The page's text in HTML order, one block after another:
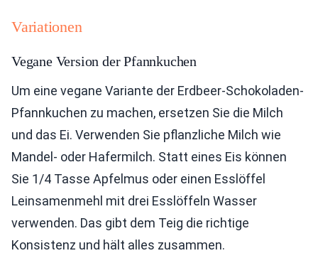
Variationen
Vegane Version der Pfannkuchen
Um eine vegane Variante der Erdbeer-Schokoladen-
Pfannkuchen zu machen, ersetzen Sie die Milch
und das Ei. Verwenden Sie pflanzliche Milch wie
Mandel- oder Hafermilch. Statt eines Eis können
Sie 1/4 Tasse Apfelmus oder einen Esslöffel
Leinsamenmehl mit drei Esslöffeln Wasser
verwenden. Das gibt dem Teig die richtige
Konsistenz und hält alles zusammen.